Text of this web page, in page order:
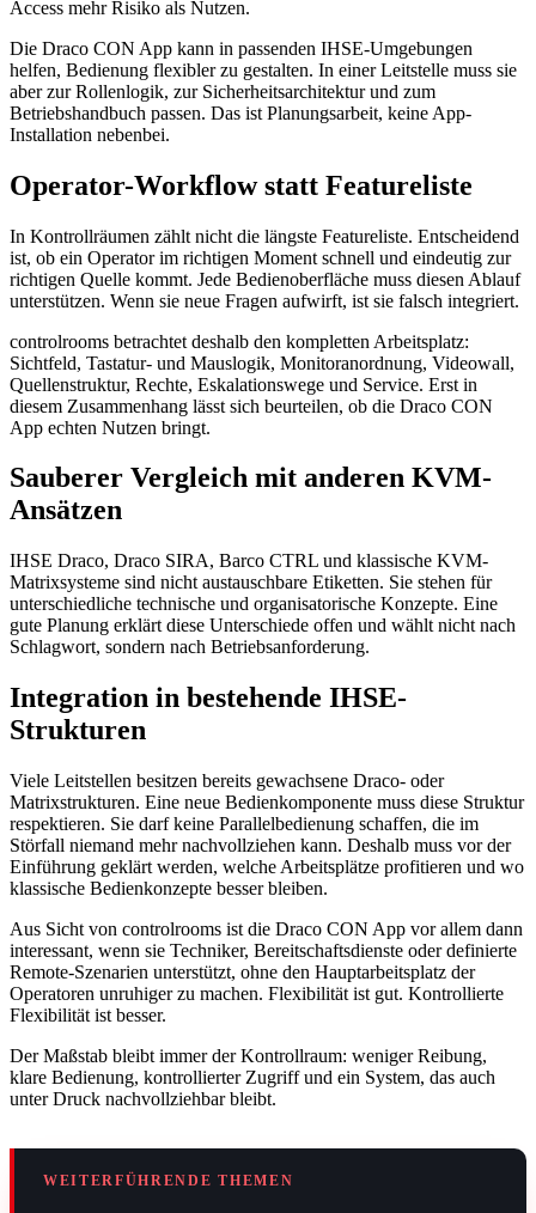
Access mehr Risiko als Nutzen.
Die Draco CON App kann in passenden IHSE-Umgebungen
helfen, Bedienung flexibler zu gestalten. In einer Leitstelle muss sie
aber zur Rollenlogik, zur Sicherheitsarchitektur und zum
Betriebshandbuch passen. Das ist Planungsarbeit, keine App-
Installation nebenbei.
Operator-Workflow statt Featureliste
In Kontrollräumen zählt nicht die längste Featureliste. Entscheidend
ist, ob ein Operator im richtigen Moment schnell und eindeutig zur
richtigen Quelle kommt. Jede Bedienoberfläche muss diesen Ablauf
unterstützen. Wenn sie neue Fragen aufwirft, ist sie falsch integriert.
controlrooms betrachtet deshalb den kompletten Arbeitsplatz:
Sichtfeld, Tastatur- und Mauslogik, Monitoranordnung, Videowall,
Quellenstruktur, Rechte, Eskalationswege und Service. Erst in
diesem Zusammenhang lässt sich beurteilen, ob die Draco CON
App echten Nutzen bringt.
Sauberer Vergleich mit anderen KVM-
Ansätzen
IHSE Draco, Draco SIRA, Barco CTRL und klassische KVM-
Matrixsysteme sind nicht austauschbare Etiketten. Sie stehen für
unterschiedliche technische und organisatorische Konzepte. Eine
gute Planung erklärt diese Unterschiede offen und wählt nicht nach
Schlagwort, sondern nach Betriebsanforderung.
Integration in bestehende IHSE-
Strukturen
Viele Leitstellen besitzen bereits gewachsene Draco- oder
Matrixstrukturen. Eine neue Bedienkomponente muss diese Struktur
respektieren. Sie darf keine Parallelbedienung schaffen, die im
Störfall niemand mehr nachvollziehen kann. Deshalb muss vor der
Einführung geklärt werden, welche Arbeitsplätze profitieren und wo
klassische Bedienkonzepte besser bleiben.
Aus Sicht von controlrooms ist die Draco CON App vor allem dann
interessant, wenn sie Techniker, Bereitschaftsdienste oder definierte
Remote-Szenarien unterstützt, ohne den Hauptarbeitsplatz der
Operatoren unruhiger zu machen. Flexibilität ist gut. Kontrollierte
Flexibilität ist besser.
Der Maßstab bleibt immer der Kontrollraum: weniger Reibung,
klare Bedienung, kontrollierter Zugriff und ein System, das auch
unter Druck nachvollziehbar bleibt.
WEITERFÜHRENDE THEMEN